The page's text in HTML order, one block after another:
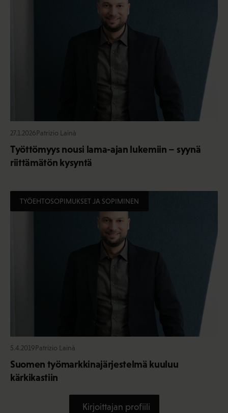
27.1.2026Patrizio Lainà
Työttömyys nousi lama-ajan lukemiin – syynä
riittämätön kysyntä
TYÖEHTOSOPIMUKSET JA SOPIMINEN
5.4.2019Patrizio Lainà
Suomen työmarkkinajärjestelmä kuuluu
kärkikastiin
Kirjoittajan profiili